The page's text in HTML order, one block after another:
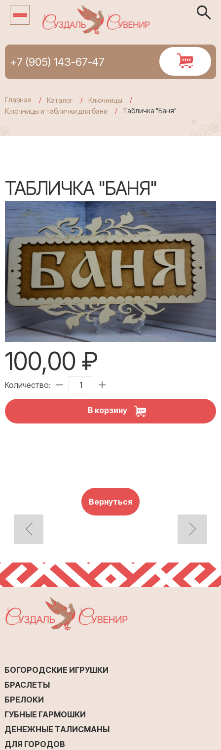
+7 (905) 143-67-47
Главная Каталог
Ключницы
Ключницы и таблички для бани
Табличка "Баня"
ТАБЛИЧКА "БАНЯ"
100,00 ₽
Количество:
В корзину
Вернуться
БОГОРОДСКИЕ ИГРУШКИ
БРАСЛЕТЫ
БРЕЛОКИ
ГУБНЫЕ ГАРМОШКИ
ДЕНЕЖНЫЕ ТАЛИСМАНЫ
ДЛЯ ГОРОДОВ